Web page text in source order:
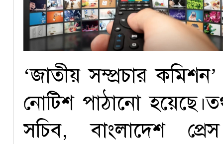
‘জাতীয় সম্প্রচার
নোটিশ পাঠানো
সচিব, বাংলাদেশ